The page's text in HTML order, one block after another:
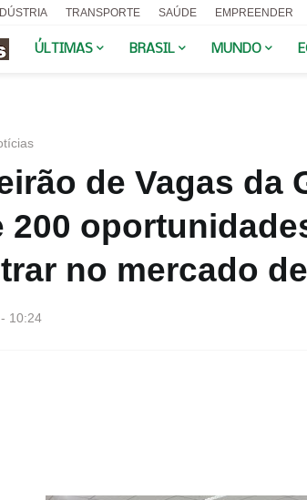
TRANSPORTE SAÚDE EMPREENDER
ÚLTIMAS BRASIL MUNDO
de Vagas da
200
no mercado
- 10:24